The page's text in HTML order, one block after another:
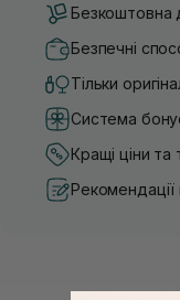
Безкоштовна
Безпечні
Тільки
Система
Кращі ціни та
Рекомендації